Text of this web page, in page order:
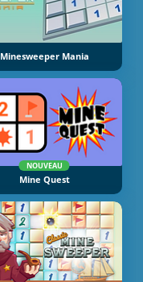
Minesweeper Mania
NOUVEAU
Mine Quest